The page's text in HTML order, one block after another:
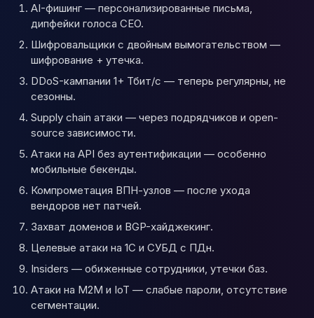
AI-фишинг — персонализированные письма,
дипфейки голоса CEO.
Шифровальщики с двойным вымогательством —
шифрование + утечка.
DDoS-кампании 1+ Тбит/с — теперь регулярны, не
сезонны.
Supply chain атаки — через подрядчиков и open-
source зависимости.
Атаки на API без аутентификации — особенно
мобильные бекенды.
Компрометация ВПН-узлов — после ухода
вендоров нет патчей.
Захват доменов и BGP-хайджекинг.
Целевые атаки на 1С и СУБД с ПДн.
Insiders — обиженные сотрудники, утечки баз.
Атаки на M2M и IoT — слабые пароли, отсутствие
сегментации.